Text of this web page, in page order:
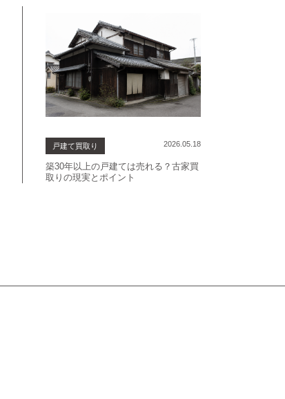
戸建て買取り 2026.05.18
築30年以上の戸建ては売れる？古家買
取りの現実とポイント